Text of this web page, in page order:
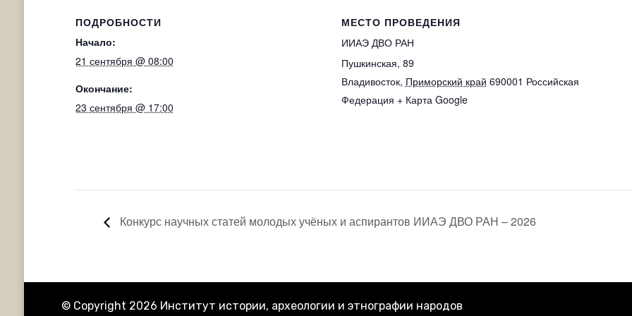
ПОДРОБНОСТИ
Начало:
21 сентября @ 08:00
Окончание:
23 сентября @ 17:00
МЕСТО ПРОВЕДЕНИЯ
ИИАЭ ДВО РАН
Пушкинская, 89
Владивосток, Приморский край 690001 Российская
Федерация + Карта Google
Конкурс научных статей молодых учёных и аспирантов ИИАЭ ДВО РАН – 2026
© Copyright 2026 Институт истории, археологии и этнографии народов